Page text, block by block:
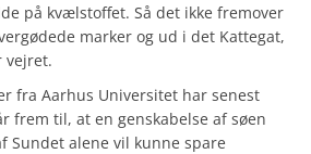
på kvælstoffet. Så det ikke fremover
marker og ud i det Kattegat,
vejret.
fra Aarhus Universitet har senest
frem til, at en genskabelse af søen
Sundet alene vil kunne spare